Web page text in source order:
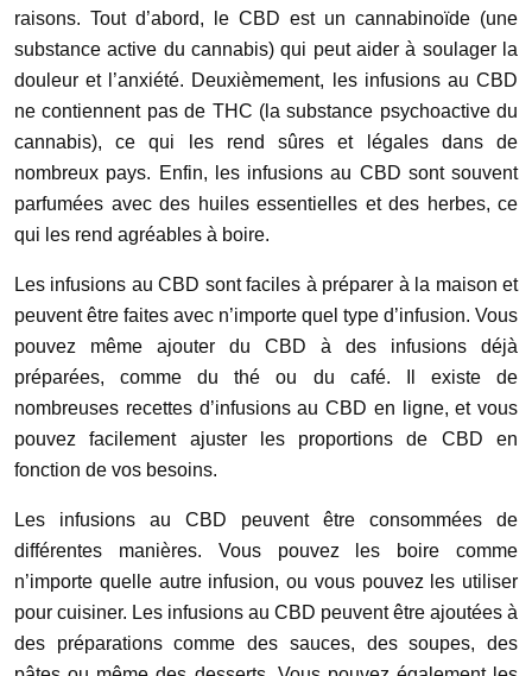
raisons. Tout d’abord, le CBD est un cannabinoïde (une
substance active du cannabis) qui peut aider à soulager la
douleur et l’anxiété. Deuxièmement, les infusions au CBD
ne contiennent pas de THC (la substance psychoactive du
cannabis), ce qui les rend sûres et légales dans de
nombreux pays. Enfin, les infusions au CBD sont souvent
parfumées avec des huiles essentielles et des herbes, ce
qui les rend agréables à boire.
Les infusions au CBD sont faciles à préparer à la maison et
peuvent être faites avec n’importe quel type d’infusion. Vous
pouvez même ajouter du CBD à des infusions déjà
préparées, comme du thé ou du café. Il existe de
nombreuses recettes d’infusions au CBD en ligne, et vous
pouvez facilement ajuster les proportions de CBD en
fonction de vos besoins.
Les infusions au CBD peuvent être consommées de
différentes manières. Vous pouvez les boire comme
n’importe quelle autre infusion, ou vous pouvez les utiliser
pour cuisiner. Les infusions au CBD peuvent être ajoutées à
des préparations comme des sauces, des soupes, des